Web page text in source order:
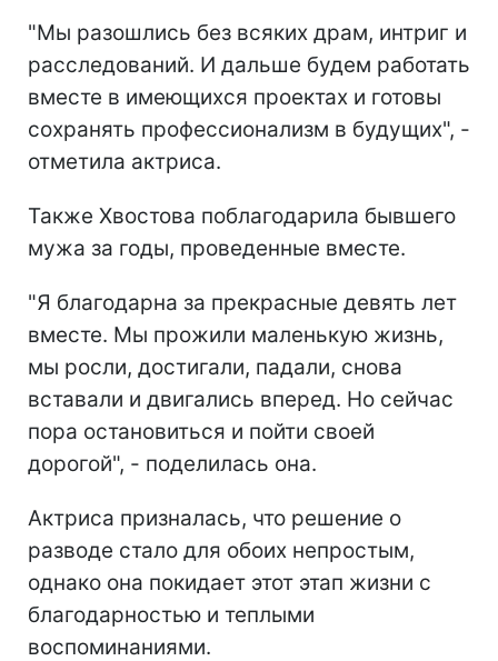
"Мы разошлись без всяких драм, интриг и
расследований. И дальше будем работать
вместе в имеющихся проектах и готовы
сохранять профессионализм в будущих", -
отметила актриса.
Также Хвостова поблагодарила бывшего
мужа за годы, проведенные вместе.
"Я благодарна за прекрасные девять лет
вместе. Мы прожили маленькую жизнь,
мы росли, достигали, падали, снова
вставали и двигались вперед. Но сейчас
пора остановиться и пойти своей
дорогой", - поделилась она.
Актриса призналась, что решение о
разводе стало для обоих непростым,
однако она покидает этот этап жизни с
благодарностью и теплыми
воспоминаниями.